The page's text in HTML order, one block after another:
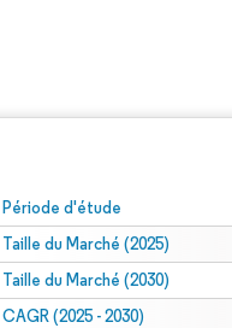
Période d'étude
Taille du Marché (2025)
Taille du Marché (2030)
CAGR (2025 - 2030)